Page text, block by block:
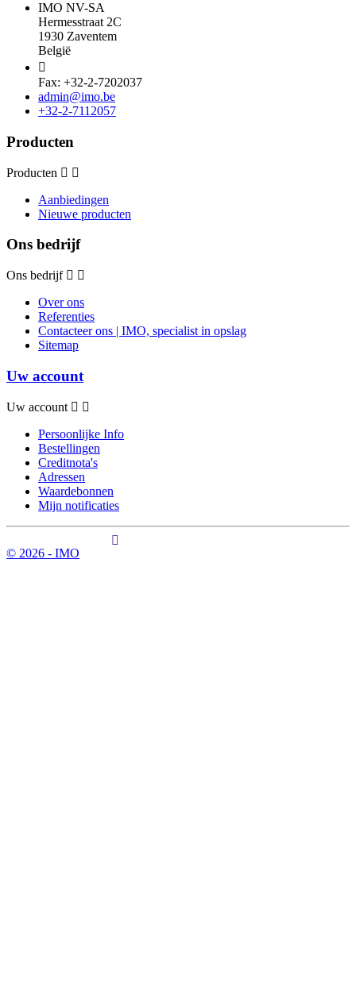
IMO NV-SA
Hermesstraat 2C
1930 Zaventem
België

Fax: +32-2-7202037
admin@imo.be
+32-2-7112057
Producten
Producten
Aanbiedingen
Nieuwe producten
Ons bedrijf
Ons bedrijf
Over ons
Referenties
Contacteer ons | IMO, specialist in opslag
Sitemap
Uw account
Uw account
Persoonlijke Info
Bestellingen
Creditnota's
Adressen
Waardebonnen
Mijn notificaties
© 2026 - IMO